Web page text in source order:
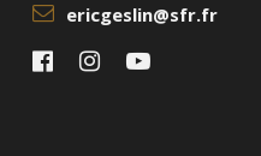
ericgeslin@sfr.fr